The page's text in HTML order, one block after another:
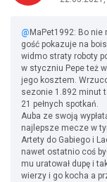
@ MaPet1992: Bo nie
gość pokazuje na
widmo straty roboty
w styczniu Pepe też
jego kosztem.
sezonie 1.892 minut
21 pełnych spotkań.
Auba ze swoją
najlepsze mecze w
Artety do Gabiego i
nawet ostatnio coś
mu uratował dupę i
wierzy i go kocha a